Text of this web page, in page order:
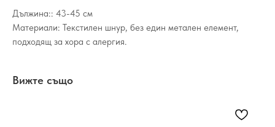
Дължина:: 43-45 см
Материали: Текстилен шнур, без един метален елемент,
подходящ за хора с алергия.
Вижте също